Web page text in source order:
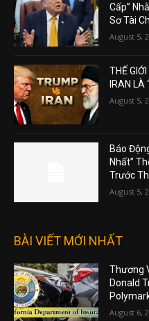
Cấp”
Sơ Tài
August 5,
THẾ
IRAN LÀ
August 5,
Báo
Nhất”
Trước
August 5,
BÀI VIẾT MỚI NHẤT
Thương
Donald
August 6,